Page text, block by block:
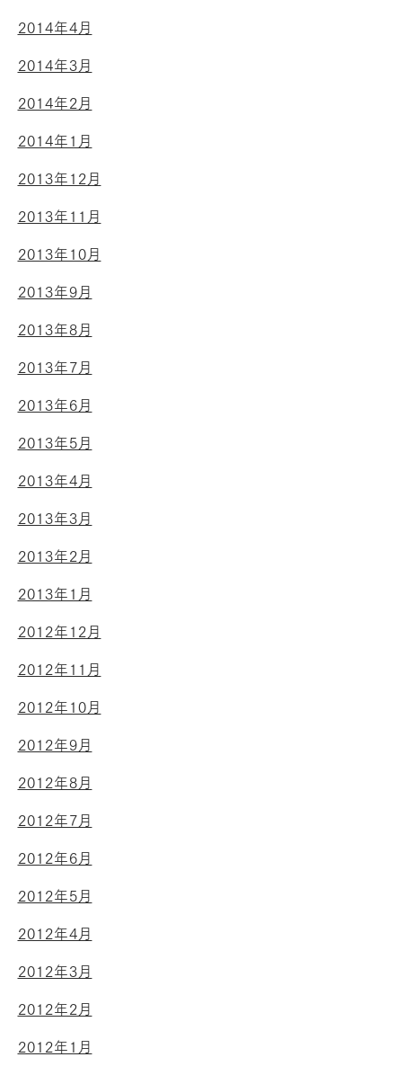
2014年4月
2014年3月
2014年2月
2014年1月
2013年12月
2013年11月
2013年10月
2013年9月
2013年8月
2013年7月
2013年6月
2013年5月
2013年4月
2013年3月
2013年2月
2013年1月
2012年12月
2012年11月
2012年10月
2012年9月
2012年8月
2012年7月
2012年6月
2012年5月
2012年4月
2012年3月
2012年2月
2012年1月